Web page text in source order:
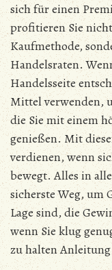
sich für einen
profitieren Sie
Kaufmethode,
Handelsraten.
Handelsseite
Mittel verwenden,
die Sie mit einem
genießen. Mit
verdienen, wenn
bewegt. Alles in
sicherste Weg, um
Lage sind, die
wenn Sie klug
zu halten